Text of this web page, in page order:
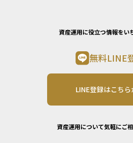
資産運用に役立つ情報をい
無料LINE
LINE登録はこちら
資産運用について気軽にご